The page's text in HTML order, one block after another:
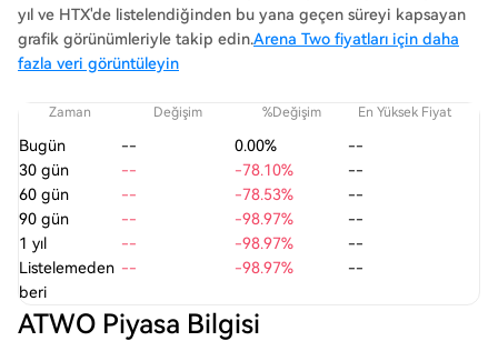
yıl ve HTX'de listelendiğinden bu yana geçen süreyi kapsayan
grafik görünümleriyle takip edin.Arena Two fiyatları için daha
fazla veri görüntüleyin
Zaman Değişim %Değişim En Yüksek Fiyat
Bugün -- 0.00%
--
30 gün
-- -78.10%
--
60 gün
-- -78.53%
--
90 gün
-- -98.97%
--
1 yıl
-- -98.97%
--
Listelemeden
beri
-- -98.97% --
ATWO Piyasa Bilgisi